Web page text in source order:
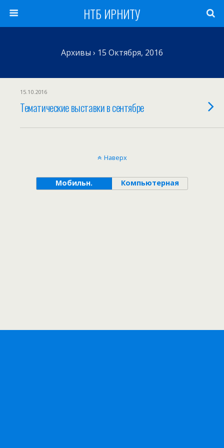
НТБ ИРНИТУ
Архивы › 15 Октября, 2016
15.10.2016
Тематические выставки в сентябре
Наверх
Мобильн. Компьютерная